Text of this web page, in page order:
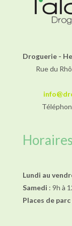
Droguerie -
Rue du
Horaires
Lundi au
Samedi : 9h à
Places de